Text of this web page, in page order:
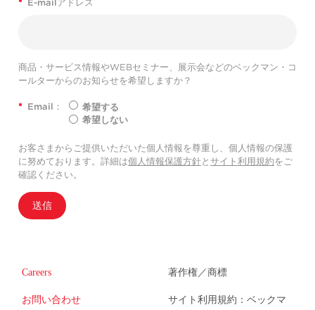
* E-mailアドレス
商品・サービス情報やWEBセミナー、展示会などのベックマン・コ
ールターからのお知らせを希望しますか？
* Email：
希望する
希望しない
お客さまからご提供いただいた個人情報を尊重し、個人情報の保護
に努めております。詳細は個人情報保護方針と サイト利用規約をご
確認ください。
送信
Careers
お問い合わせ
著作権／商標
サイト利用規約：ベックマ